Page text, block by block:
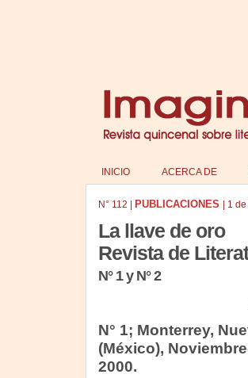
INICIO ACERCA DE
N° 112 PUBLICACIONES 1
La llave de oro
Revista de
N° 1 y N° 2
N° 1; Monterrey,
(México),
2000.